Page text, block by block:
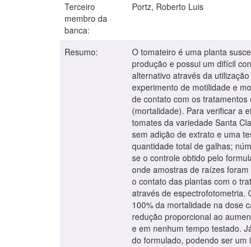
Terceiro
membro da
banca:
Portz, Roberto Luis
Resumo:
O tomateiro é uma planta
produção e possui um difícil
alternativo através da
experimento de motilidade e
de contato com os
(mortalidade). Para verificar a
tomates da variedade Santa
sem adição de extrato e uma
quantidade total de galhas;
se o controle obtido pelo
onde amostras de raízes
o contato das plantas com o
através de espectrofotometria.
100% da mortalidade na dose
redução proporcional ao
e em nenhum tempo testado.
do formulado, podendo ser um